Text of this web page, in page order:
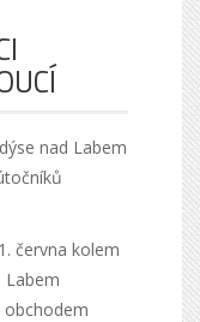
nad Labem
června kolem
Labem
obchodem